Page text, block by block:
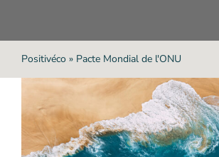
Positivéco» Pacte Mondial de l'ONU